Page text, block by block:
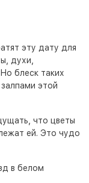
эту дату для
духи,
блеск таких
этой
что цветы
ей. Это чудо
в белом